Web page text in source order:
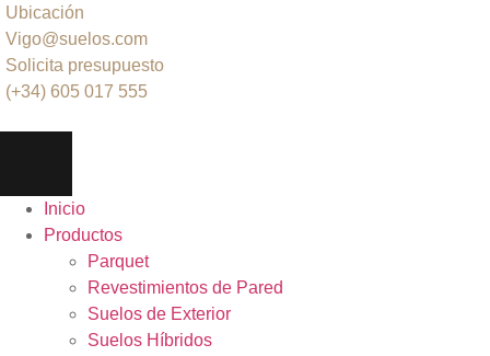
Ubicación
Vigo@suelos.com
Solicita presupuesto
(+34) 605 017 555
Inicio
Productos
Parquet
Revestimientos de Pared
Suelos de Exterior
Suelos Híbridos